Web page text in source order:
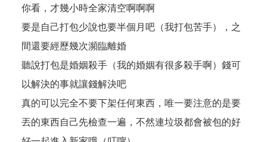
你看，才幾小時全家清空啊啊啊
要是自己打包少說也要半個月吧（我打包苦手），之
間還要經歷幾次瀕臨離婚
聽說打包是婚姻殺手（我的婚姻有很多殺手啊）錢可
以解決的事就讓錢解決吧
真的可以完全不要下架任何東西，唯一要注意的是要
丟的東西自己先檢查一遍，不然連垃圾都會被包的好